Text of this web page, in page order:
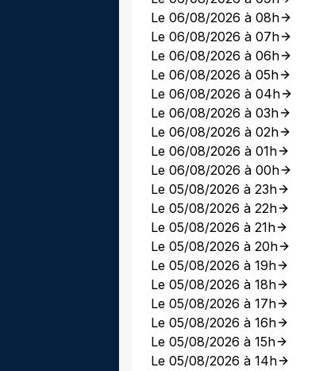
Le 06/08/2026 à 08h
Le 06/08/2026 à 07h
Le 06/08/2026 à 06h
Le 06/08/2026 à 05h
Le 06/08/2026 à 04h
Le 06/08/2026 à 03h
Le 06/08/2026 à 02h
Le 06/08/2026 à 01h
Le 06/08/2026 à 00h
Le 05/08/2026 à 23h
Le 05/08/2026 à 22h
Le 05/08/2026 à 21h
Le 05/08/2026 à 20h
Le 05/08/2026 à 19h
Le 05/08/2026 à 18h
Le 05/08/2026 à 17h
Le 05/08/2026 à 16h
Le 05/08/2026 à 15h
Le 05/08/2026 à 14h